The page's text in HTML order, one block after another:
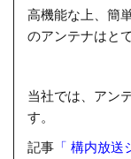
高機能な上、簡
のアンテナはと
当社では、アン
す。
記事 「 構内放